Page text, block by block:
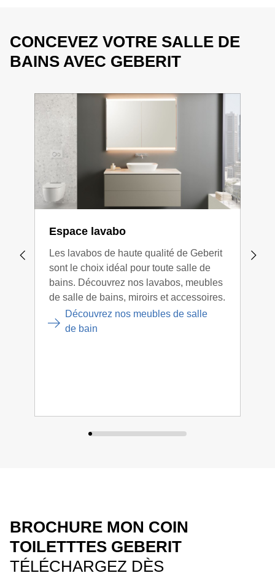
CONCEVEZ VOTRE SALLE DE
BAINS AVEC GEBERIT
Espace lavabo
Les lavabos de haute qualité de Geberit
sont le choix idéal pour toute salle de
bains. Découvrez nos lavabos, meubles
de salle de bains, miroirs et accessoires.
Découvrez nos meubles de salle
de bain
BROCHURE MON COIN
TOILETTTES GEBERIT
TÉLÉCHARGEZ DÈS